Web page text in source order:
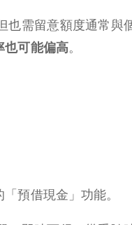
也需留意額度通常與
也可能偏高。
預借現金」功能。